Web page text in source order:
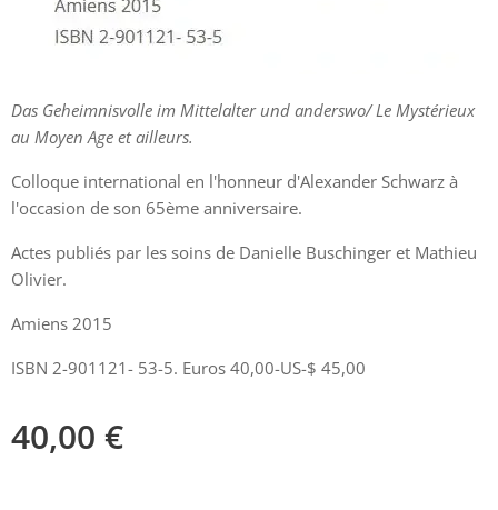
Das Geheimnisvolle im Mittelalter und anderswo/ Le Mystérieux
au Moyen Age et ailleurs.
Colloque international en l'honneur d'Alexander Schwarz à
l'occasion de son 65ème anniversaire.
Actes publiés par les soins de Danielle Buschinger et Mathieu
Olivier.
Amiens 2015
ISBN 2-901121- 53-5. Euros 40,00-US-$ 45,00
40,00 €